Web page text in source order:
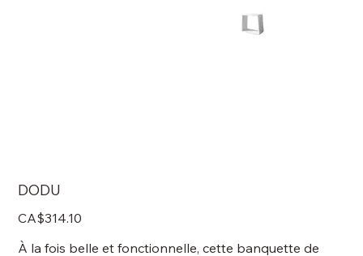
DODU
Price
CA$314.10
À la fois belle et fonctionnelle, cette banquette de